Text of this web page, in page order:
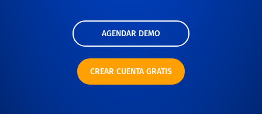
AGENDAR DEMO
CREAR CUENTA GRATIS